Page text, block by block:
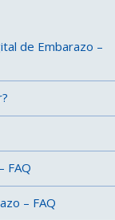
de Embarazo –
FAQ
– FAQ